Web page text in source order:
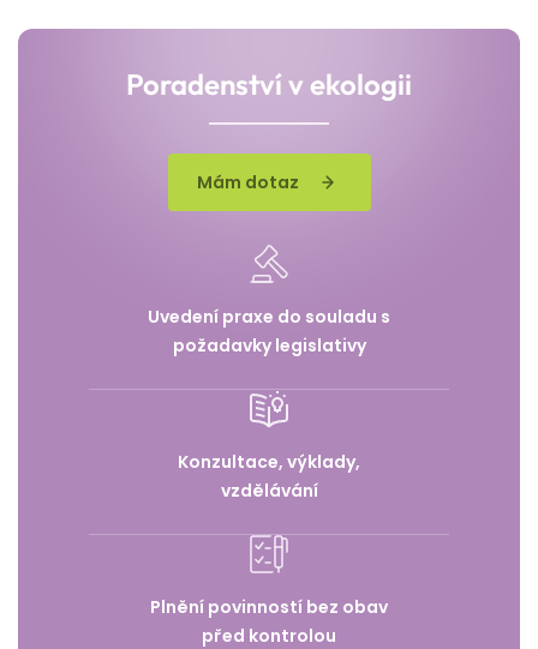
Poradenství v ekologii
Mám dotaz
Uvedení praxe do souladu s
požadavky legislativy
Konzultace, výklady,
vzdělávání
Plnění povinností bez obav
před kontrolou